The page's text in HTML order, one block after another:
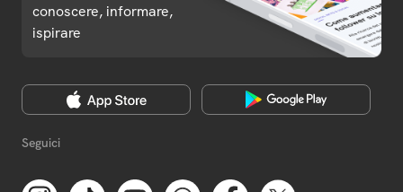
conoscere, informare,
ispirare
Seguici